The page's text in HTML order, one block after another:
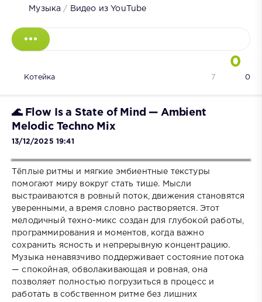
Музыка / Видео из YouTube
0
Котейка 0
7
🌊 Flow Is a State of Mind — Ambient
Melodic Techno Mix
13/12/2025 19:41
Тёплые ритмы и мягкие эмбиентные текстуры
помогают миру вокруг стать тише. Мысли
выстраиваются в ровный поток, движения становятся
уверенными, а время словно растворяется. Этот
мелодичный техно-микс создан для глубокой работы,
программирования и моментов, когда важно
сохранить ясность и непрерывную концентрацию.
Музыка ненавязчиво поддерживает состояние потока
— спокойная, обволакивающая и ровная, она
позволяет полностью погрузиться в процесс и
работать в собственном ритме без лишних